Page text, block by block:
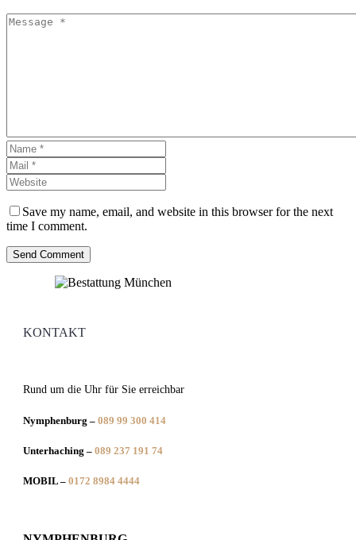
Save my name, email, and website in this browser for the next
time I comment.
Send Comment
KONTAKT
Rund um die Uhr für Sie erreichbar
Nymphenburg – 089 99 300 414
Unterhaching – 089 237 191 74
MOBIL – 0172 8984 4444